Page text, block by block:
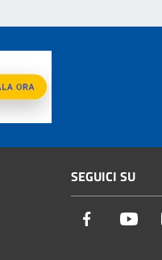
SEGUICI SU
Facebook